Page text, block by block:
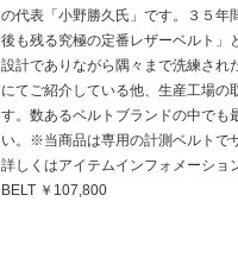
の代表「小野勝久氏」です。３５年
後も残る究極の定番レザーベルト」
設計でありながら隅々まで洗練され
にてご紹介している他、生産工場の
す。数あるベルトブランドの中でも
い。※当商品は専用の計測ベルトで
詳しくはアイテムインフォメーショ
BELT ￥107,800